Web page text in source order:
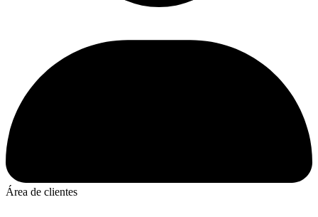
Área de clientes